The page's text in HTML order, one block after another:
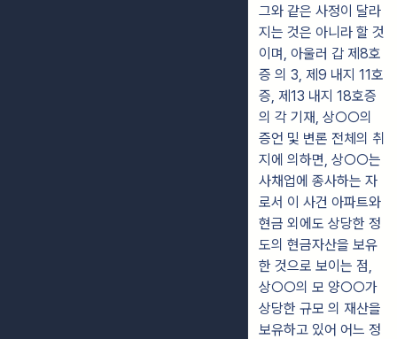
그와 같은 사정이 달라
지는 것은 아니라 할 것
이며, 아울러 갑 제8호
증 의 3, 제9 내지 11호
증, 제13 내지 18호증
의 각 기재, 상○○의
증언 및 변론 전체의 취
지에 의하면, 상○○는
사채업에 종사하는 자
로서 이 사건 아파트와
현금 외에도 상당한 정
도의 현금자산을 보유
한 것으로 보이는 점,
상○○의 모 양○○가
상당한 규모 의 재산을
보유하고 있어 어느 정